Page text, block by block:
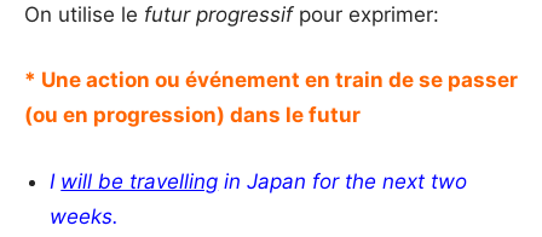
On utilise le futur progressifpour exprimer:
* Une action ou événement en train de se passer
(ou en progression) dans le futur
I will be travelling in Japan for the next two
weeks.